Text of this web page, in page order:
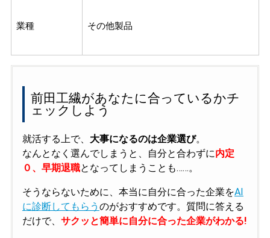
業種 その他製品
前田工繊があなたに合っているかチ
ェックしよう
就活する上で、 大事になるのは企業選び。
なんとなく選んでしまうと、自分と合わずに内定
０、早期退職となってしまうことも……。
そうならないために、本当に自分に合った企業をAI
に診断してもらう のがおすすめです。質問に答える
だけで、 サクッと簡単に自分に合った企業がわかる!